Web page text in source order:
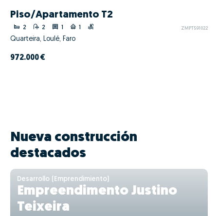
Piso/Apartamento T2
2 2 ZMPT591022
Quarteira, Loulé, Faro
972.000 €
Nueva construcción
destacados
Desarrollo (Emprendimiento)
Empreendimento Justino
Teixeira